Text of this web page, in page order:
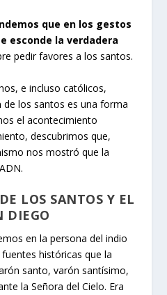
que en los gestos
esconde la verdadera
pedir favores a los santos.
e incluso católicos,
de los santos es una forma
el acontecimiento
descubrimos que,
nos mostró que la
LOS SANTOS Y EL
DIEGO
en la persona del indio
históricas que la
santo, varón santísimo,
la Señora del Cielo. Era